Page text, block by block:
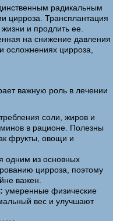
радикальным
цирроза. Трансплантация
и продлить ее.
на снижение давления
осложнениях цирроза,
важную роль в лечении
соли, жиров и
в рационе. Полезны
фрукты, овощи и
одним из основных
цирроза, поэтому
важен.
умеренные физические
вес и улучшают